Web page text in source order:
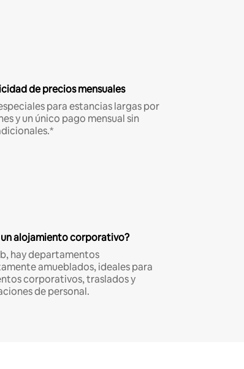
de precios mensuales
para estancias largas por
y un único pago mensual sin
un alojamiento corporativo?
hay departamentos
amueblados, ideales para
corporativos, traslados y
de personal.